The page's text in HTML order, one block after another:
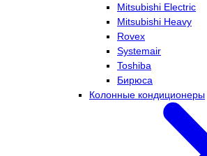
Mitsubishi Electric
Mitsubishi Heavy
Rovex
Systemair
Toshiba
Бирюса
Колонные кондиционеры